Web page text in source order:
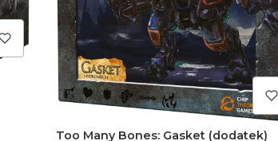
Too Many Bones: Gasket (dodatek)